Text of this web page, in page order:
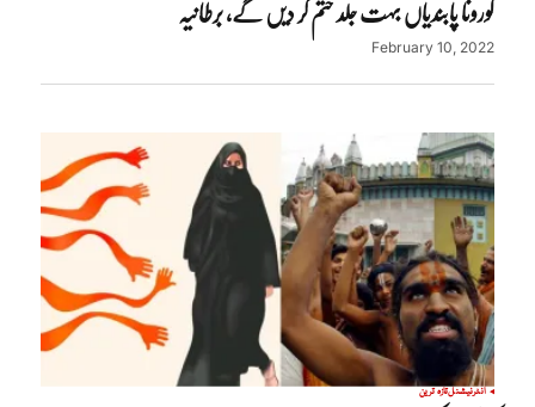
کورونا پابندیاں بہت جلد ختم کر دیں گے، برطانیہ
February 10, 2022
انٹرنیشنلتازہ ترین